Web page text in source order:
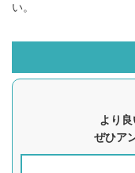
い。
より
ぜひア